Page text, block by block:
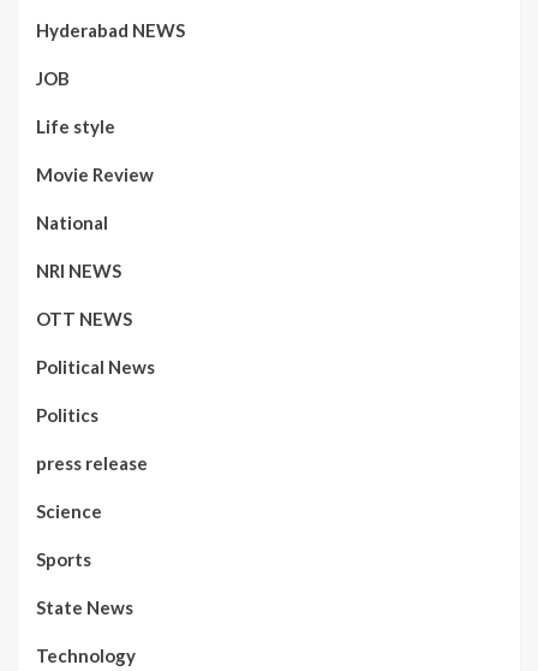
Hyderabad NEWS
JOB
Life style
Movie Review
National
NRI NEWS
OTT NEWS
Political News
Politics
press release
Science
Sports
State News
Technology